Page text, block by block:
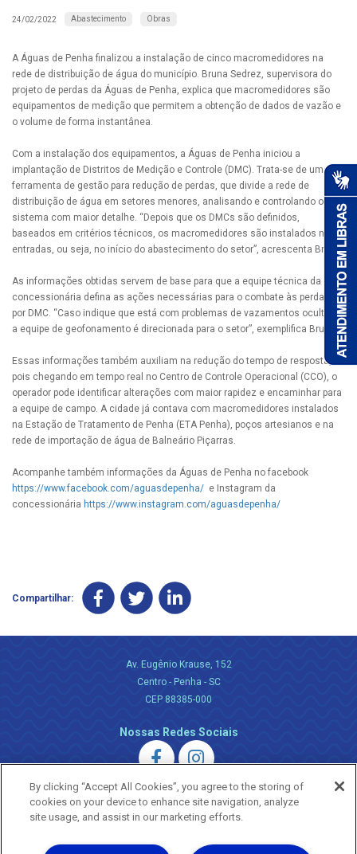
24/02/2022 Abastecimento Obras
A Águas de Penha finalizou a instalação de cinco macromedidores na
rede de distribuição de água do município. Bruna Sedrez, supervisora do
projeto de perdas da Águas de Penha, explica que macromedidores são
equipamentos de medição que permitem a obtenção de dados de vazão e
o volume de forma instantânea.
Com a instalação dos equipamentos, a Águas de Penha iniciou a
implantação de Distritos de Medição e Controle (DMC). Trata-se de uma
ferramenta de gestão para redução de perdas, que divide a rede de
distribuição de água em setores menores, analisando e controlando o
sistema com maior detalhe. “Depois que os DMCs são definidos,
baseados em critérios técnicos, os macromedidores são instalados nas
entradas, ou seja, no início do abastecimento do setor”, acrescenta Bruna.
As informações obtidas servem de base para que a equipe técnica da
concessionária defina as ações necessárias para o combate às perdas
por DMC. “Caso indique que está com problemas de vazamentos ocultos,
a equipe de geofonamento é direcionada para o setor”, exemplifica Bruna.
Essas informações também auxiliam na redução do tempo de resposta,
pois chegando em tempo real no Centro de Controle Operacional (CCO), o
operador pode identificar alterações com maior rapidez e encaminhar para
a equipe de campo. A cidade já contava com macromedidores instalados
na Estação de Tratamento de Penha (ETA Penha), poços artesianos e na
rede de importação de água de Balneário Piçarras.
Acompanhe também informações da Águas de Penha no facebook
https://www.facebook.com/aguasdepenha/ e Instagram da
concessionária https://www.instagram.com/aguasdepenha/
Compartilhar:
Av. Eugênio Krause, 152
Centro - Penha - SC
CEP 88385-000
Nossas Redes Sociais
By clicking “Accept All Cookies”, you agree to the storing of
cookies on your device to enhance site navigation, analyze
site usage, and assist in our marketing efforts.